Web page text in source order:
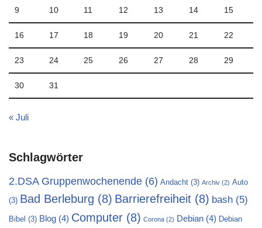
9 10 11 12 13 14 15
16 17 18 19 20 21 22
23 24 25 26 27 28 29
30 31
« Juli
Schlagwörter
2.DSA Gruppenwochenende (6) Andacht (3) Archiv (2) Auto
(3) Bad Berleburg (8) Barrierefreiheit (8) bash (5)
Bibel (3) Blog (4) Computer (8) Corona (2) Debian (4) Debian